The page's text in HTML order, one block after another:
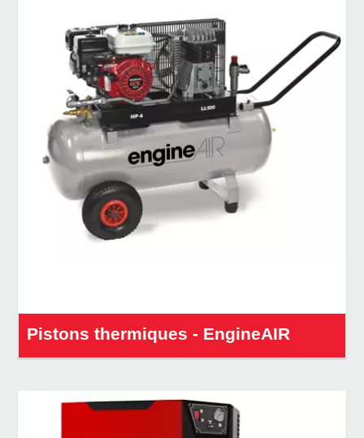
Pistons thermiques - EngineAIR